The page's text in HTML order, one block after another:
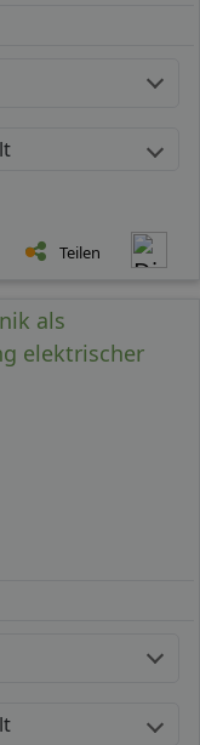
Teilen
als
elektrischer